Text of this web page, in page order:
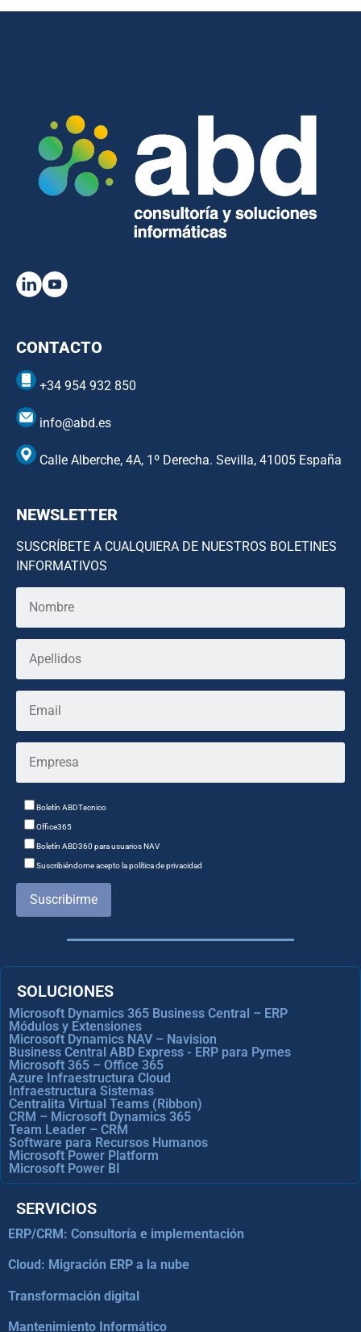
CONTACTO
+34 954 932 850
info@abd.es
Calle Alberche, 4A, 1º Derecha. Sevilla, 41005 España
NEWSLETTER
SUSCRÍBETE A CUALQUIERA DE NUESTROS BOLETINES
INFORMATIVOS
Boletín ABDTecnico
Office365
Boletín ABD360 para usuarios NAV
Suscribiéndome acepto la política de privacidad
Suscribirme
SOLUCIONES
Microsoft Dynamics 365 Business Central – ERP
Módulos y Extensiones
Microsoft Dynamics NAV – Navision
Business Central ABD Express - ERP para Pymes
Microsoft 365 – Office 365
Azure Infraestructura Cloud
Infraestructura Sistemas
Centralita Virtual Teams (Ribbon)
CRM – Microsoft Dynamics 365
Team Leader – CRM
Software para Recursos Humanos
Microsoft Power Platform
Microsoft Power BI
SERVICIOS
ERP/CRM: Consultoría e implementación
Cloud: Migración ERP a la nube
Transformación digital
Mantenimiento Informático